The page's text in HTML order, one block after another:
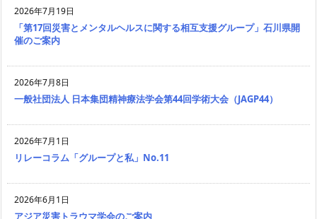
2026年7月19日
「第17回災害とメンタルヘルスに関する相互支援グループ」石川県開
催のご案内
2026年7月8日
一般社団法人 日本集団精神療法学会第44回学術大会（JAGP44）
2026年7月1日
リレーコラム「グループと私」No.11
2026年6月1日
アジア災害トラウマ学会のご案内